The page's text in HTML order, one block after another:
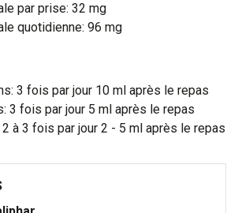
par prise: 32 mg
quotidienne: 96 mg
3 fois par jour 10 ml après le repas
3 fois par jour 5 ml après le repas
2 à 3 fois par jour 2 - 5 ml après le repas